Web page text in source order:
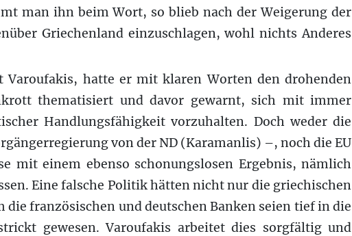
man ihn beim Wort, so blieb nach der Weigerung der
Griechenland einzuschlagen, wohl nichts Anderes
Varoufakis, hatte er mit klaren Worten den drohenden
thematisiert und davor gewarnt, sich mit immer
Handlungsfähigkeit vorzuhalten. Doch weder die
von der ND (Karamanlis) –, noch die EU
mit einem ebenso schonungslosen Ergebnis, nämlich
Eine falsche Politik hätten nicht nur die griechischen
französischen und deutschen Banken seien tief in die
gewesen. Varoufakis arbeitet dies sorgfältig und